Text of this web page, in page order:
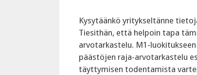
Kysytäänkö yritykseltänne
Tiesithän, että helpoin tapa
arvotarkastelu. M1-
päästöjen raja-arvotarkastelu
täyttymisen todentamista